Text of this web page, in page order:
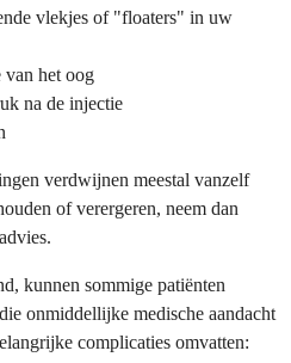
vlekjes of "floaters" in uw
het oog
na de injectie
verdwijnen meestal vanzelf
of verergeren, neem dan
kunnen sommige patiënten
onmiddellijke medische aandacht
complicaties omvatten: